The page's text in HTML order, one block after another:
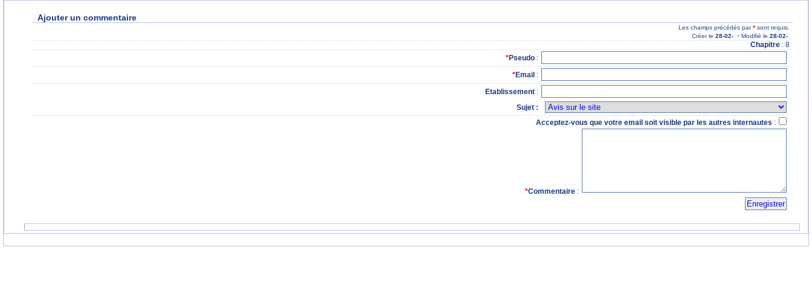
Ajouter un commentaire
Les champs précédés par* sont requis.
Créer le 28-02- - Modifié le 28-02-
Chapitre : 8
*Pseudo :
*Email :
Etablissement :
Sujet :
Acceptez-vous que votre email soit visible par les autres internautes :
*Commentaire: